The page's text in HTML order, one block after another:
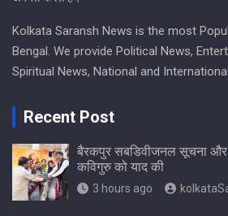
Kolkata Saransh News is the most
Bengal. We provide Political News,
Spiritual News, National and
Recent Post
बैरकपुर सबडिवीजनल सूचना और
कविगुरु को याद की
3 hours ago